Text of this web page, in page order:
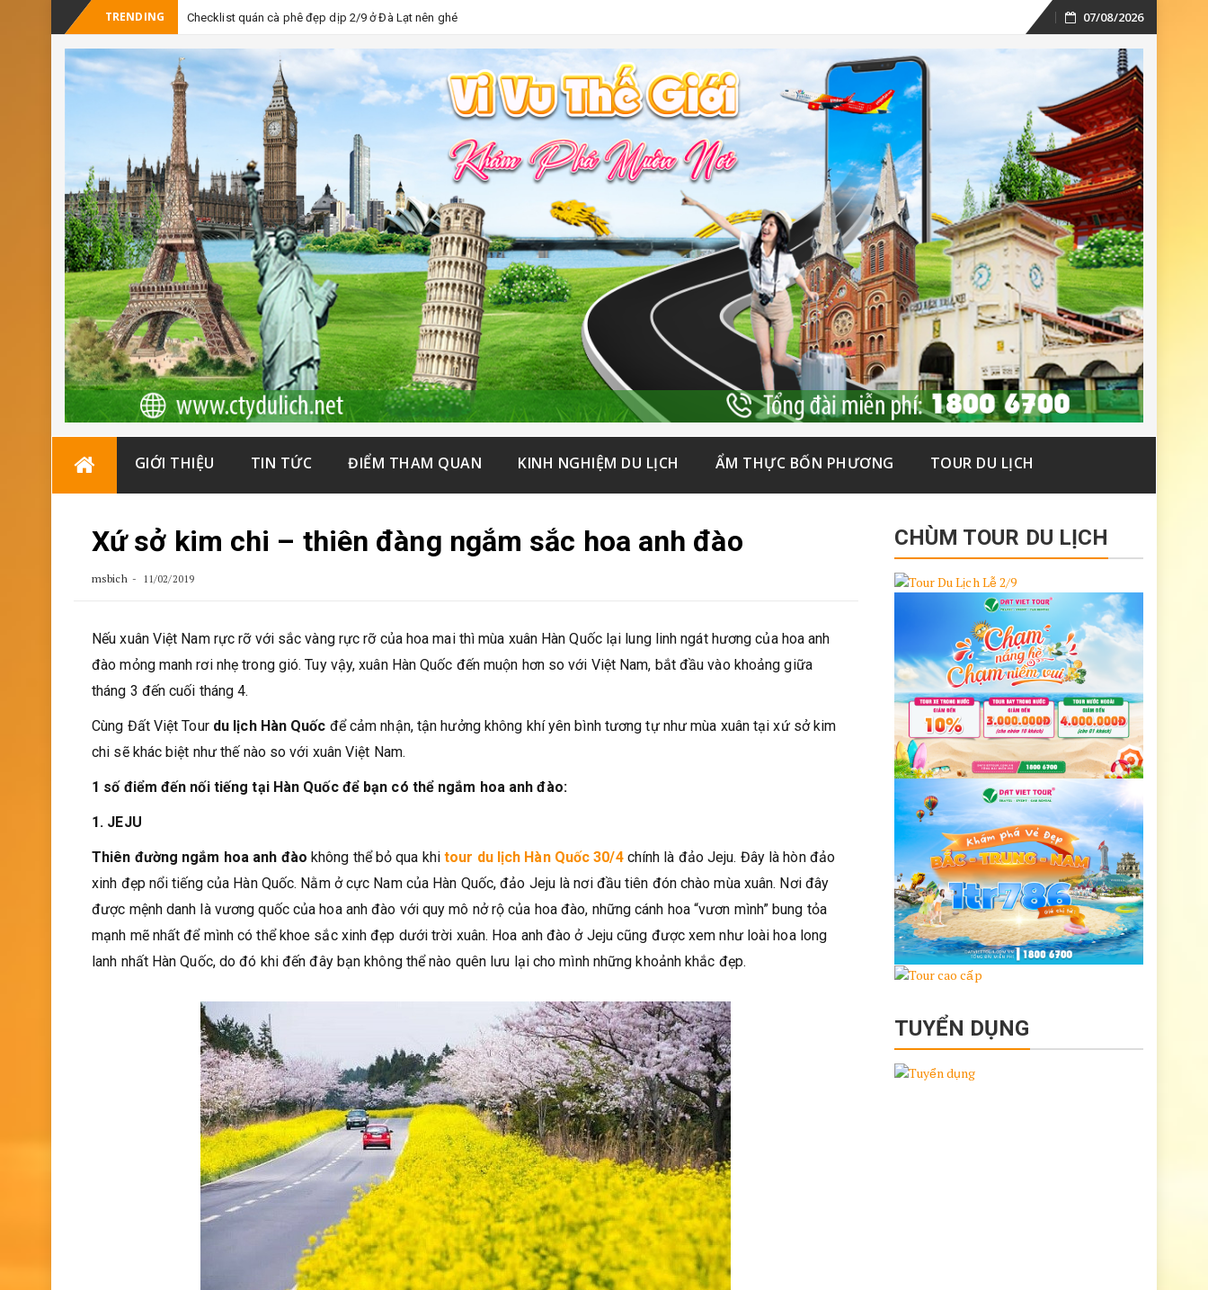
TRENDING Checklist quán cà phê đẹp dịp 2/9 ở Đà Lạt nên ghé
Skip
content
07/08/2026
GIỚI THIỆU TIN TỨC ĐIỂM THAM QUAN KINH NGHIỆM DU LỊCH ẨM THỰC BỐN PHƯƠNG TOUR DU LỊCH
Xứ sở kim chi – thiên đàng ngắm sắc hoa anh đào
msbich 11/02/2019
Nếu xuân Việt Nam rực rỡ với sắc vàng rực rỡ của hoa mai thì mùa xuân Hàn Quốc lại lung linh ngát hương của hoa anh
đào mỏng manh rơi nhẹ trong gió. Tuy vậy, xuân Hàn Quốc đến muộn hơn so với Việt Nam, bắt đầu vào khoảng giữa
tháng 3 đến cuối tháng 4.
Cùng Đất Việt Tourdu lịch Hàn Quốc để cảm nhận, tận hưởng không khí yên bình tương tự như mùa xuân tại xứ sở kim
chi sẽ khác biệt như thế nào so với xuân Việt Nam.
1 số điểm đến nối tiếng tại Hàn Quốc để bạn có thể ngắm hoa anh đào:
1. JEJU
Thiên đường ngắm hoa anh đào không thể bỏ qua khi tour du lịch Hàn Quốc 30/4chính là đảo Jeju. Đây là hòn đảo
xinh đẹp nổi tiếng của Hàn Quốc. Nằm ở cực Nam của Hàn Quốc, đảo Jeju là nơi đầu tiên đón chào mùa xuân. Nơi đây
được mệnh danh là vương quốc của hoa anh đào với quy mô nở rộ của hoa đào, những cánh hoa “vươn mình” bung tỏa
mạnh mẽ nhất để mình có thể khoe sắc xinh đẹp dưới trời xuân. Hoa anh đào ở Jeju cũng được xem như loài hoa long
lanh nhất Hàn Quốc, do đó khi đến đây bạn không thể nào quên lưu lại cho mình những khoảnh khắc đẹp.
CHÙM TOUR DU LỊCH
TUYỂN DỤNG